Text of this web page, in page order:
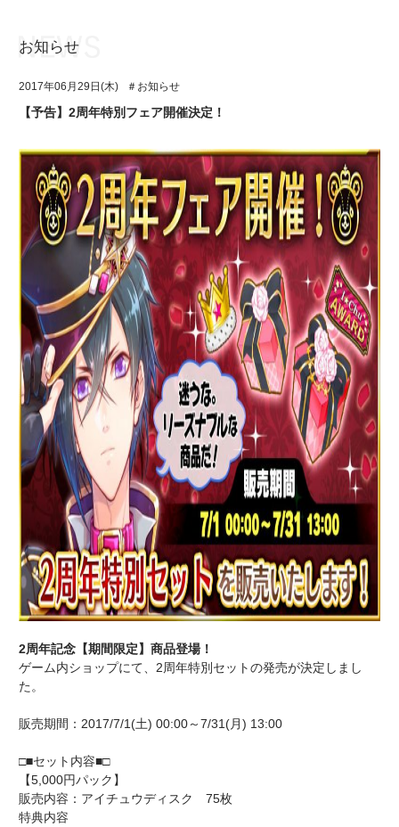
アプリゲーム
イベント・キャンペーン
ミュージック
グッズ・本
ギャラリー
ユニット&キャラクター
アプリゲーム
イベント・キャンペーン
ミュージック
グッズ・本
ギャラリー
お知らせ
2017年06月29日(木) ＃お知らせ
【予告】2周年特別フェア開催決定！
2周年記念【期間限定】商品登場！
ゲーム内ショップにて、2周年特別セットの発売が決定しまし
た。
販売期間：2017/7/1(土) 00:00～7/31(月) 13:00
□■セット内容■□
【5,000円パック】
販売内容：アイチュウディスク 75枚
特典内容